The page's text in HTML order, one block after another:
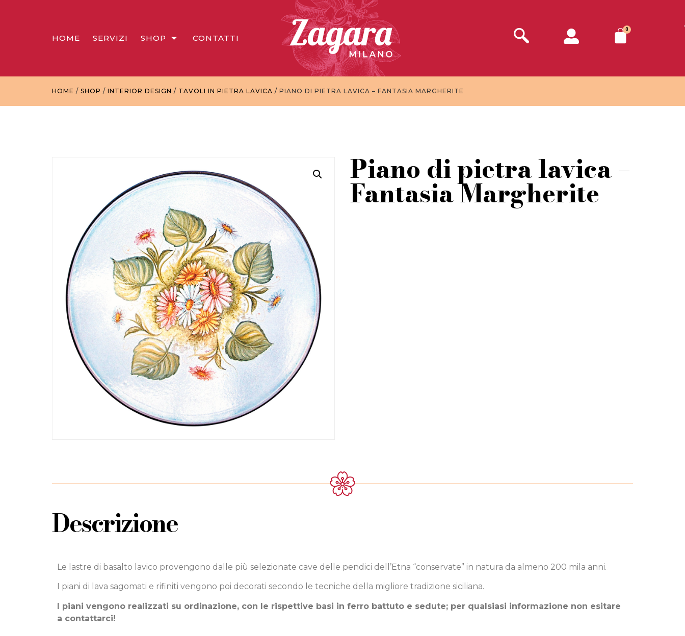
HOME SERVIZI SHOP CONTATTI
0
HOME / SHOP / INTERIOR DESIGN / TAVOLI IN PIETRA LAVICA / PIANO DI PIETRA LAVICA – FANTASIA MARGHERITE
Piano di pietra lavica –
Fantasia Margherite
Descrizione
Le lastre di basalto lavico provengono dalle più selezionate cave delle pendici dell’Etna “conservate” in natura da almeno 200 mila anni.
I piani di lava sagomati e rifiniti vengono poi decorati secondo le tecniche della migliore tradizione siciliana.
I piani vengono realizzati su ordinazione, con le rispettive basi in ferro battuto e sedute; per qualsiasi informazione non esitare
a contattarci!